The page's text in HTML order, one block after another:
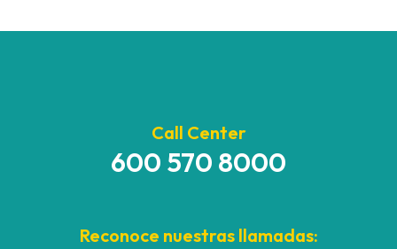
Call Center
600 570 8000
Reconoce nuestras llamadas: